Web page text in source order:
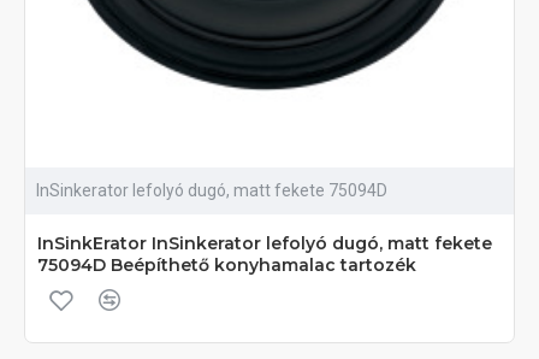
InSinkerator lefolyó dugó, matt fekete 75094D
InSinkErator InSinkerator lefolyó dugó, matt fekete
75094D Beépíthető konyhamalac tartozék